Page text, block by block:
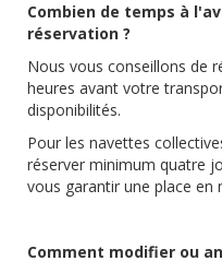
Combien de temps à
réservation ?
Nous vous conseillons de
heures avant votre
disponibilités.
Pour les navettes
réserver minimum quatre
vous garantir une place en
Comment modifier ou